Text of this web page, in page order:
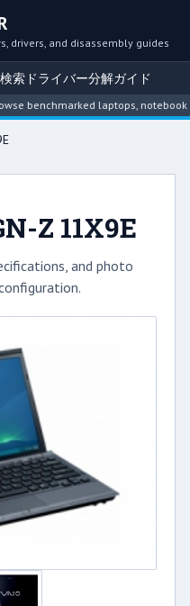
drivers, and disassembly guides
検索 ドライバー分解ガイド
benchmarked laptops, notebook
Z 11X9E
and photo